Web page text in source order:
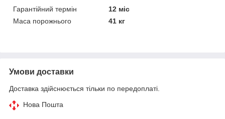
Гарантійний термін
12 міс
Маса порожнього
41 кг
Умови доставки
Доставка здійснюється тільки по передоплаті.
Нова Пошта